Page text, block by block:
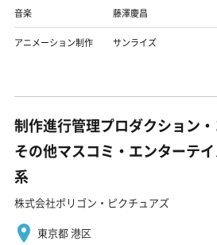
音楽 藤澤慶昌
アニメーション制作 サンライズ
制作進行管理プロダクション
その他マスコミ・エンターテ
系
株式会社ポリゴン・ピクチュアズ
東京都 港区